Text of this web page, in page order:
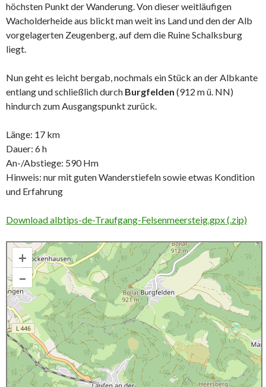
höchsten Punkt der Wanderung. Von dieser weitläufigen
Wacholderheide aus blickt man weit ins Land und den der Alb
vorgelagerten Zeugenberg, auf dem die Ruine Schalksburg
liegt.
Nun geht es leicht bergab, nochmals ein Stück an der Albkante
entlang und schließlich durch Burgfelden (912 m ü. NN)
hindurch zum Ausgangspunkt zurück.
Länge: 17 km
Dauer: 6 h
An-/Abstiege: 590 Hm
Hinweis: nur mit guten Wanderstiefeln sowie etwas Kondition
und Erfahrung
Download albtips-de-Traufgang-Felsenmeersteig.gpx (.zip)
+
–